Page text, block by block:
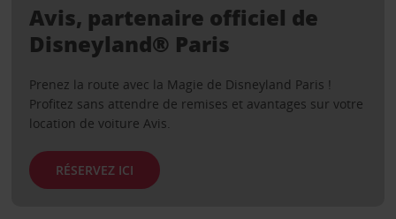
Avis, partenaire officiel de
Disneyland® Paris
Prenez la route avec la Magie de Disneyland Paris !
Profitez sans attendre de remises et avantages sur votre
location de voiture Avis.
RÉSERVEZ ICI